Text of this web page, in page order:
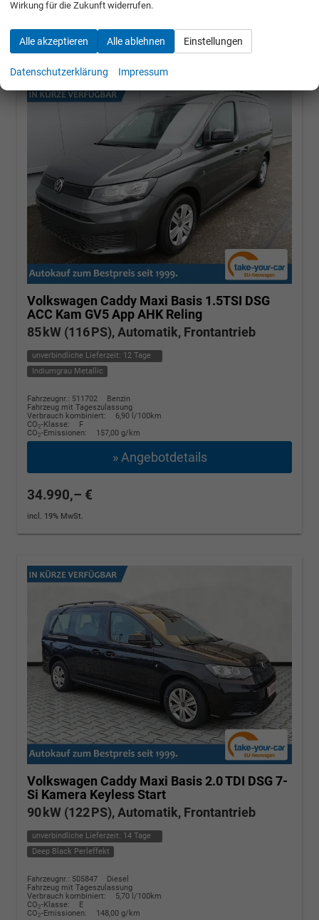
34.990,– €
incl. 19% MwSt.
Volkswagen Caddy Maxi Basis 1.5TSI DSG
ACC Kam GV5 App AHK Reling
85 kW (116 PS), Automatik, Frontantrieb
unverbindliche Lieferzeit: 12 Tage
Indiumgrau Metallic
Fahrzeugnr.: 511702
Benzin
Fahrzeug mit Tageszulassung
Verbrauch kombiniert:
6,90 l/100km
CO2-Klasse:
F
CO2-Emissionen: 157,00 g/km
» Angebotdetails
34.990,– €
incl. 19% MwSt.
Volkswagen Caddy Maxi Basis 2.0 TDI DSG 7-
Si Kamera Keyless Start
90 kW (122 PS), Automatik, Frontantrieb
unverbindliche Lieferzeit: 14 Tage
Deep Black Perleffekt
Fahrzeugnr.: 505847
Diesel
Fahrzeug mit Tageszulassung
Verbrauch kombiniert:
5,70 l/100km
CO2-Klasse:
E
CO2-Emissionen: 148,00 g/km
Wirkung für die Zukunft widerrufen.
Alle akzeptieren Alle ablehnen Einstellungen
Datenschutzerklärung Impressum